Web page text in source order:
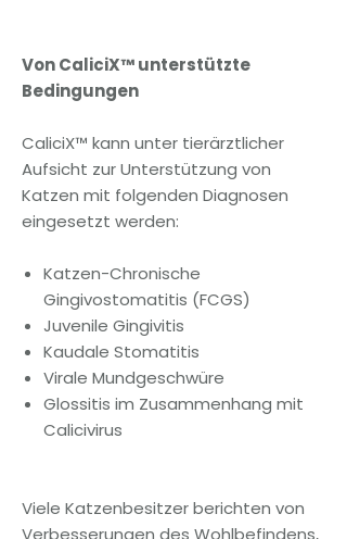
Von CaliciX™ unterstützte
Bedingungen
CaliciX™ kann unter tierärztlicher
Aufsicht zur Unterstützung von
Katzen mit folgenden Diagnosen
eingesetzt werden:
Katzen-Chronische
Gingivostomatitis (FCGS)
Juvenile Gingivitis
Kaudale Stomatitis
Virale Mundgeschwüre
Glossitis im Zusammenhang mit
Calicivirus
Viele Katzenbesitzer berichten von
Verbesserungen des Wohlbefindens,